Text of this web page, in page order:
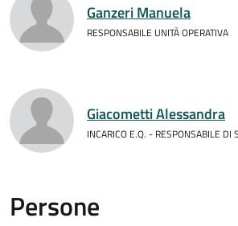
Ganzeri Manuela
RESPONSABILE UNITÀ OPERATIVA
Giacometti Alessandra
INCARICO E.Q. - RESPONSABILE DI
Persone